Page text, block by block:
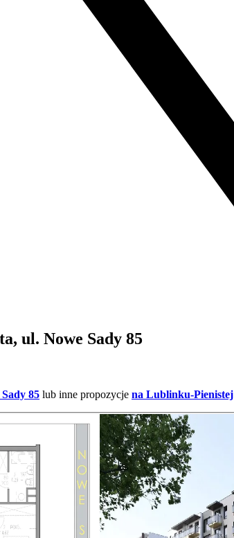
ul. Nowe Sady 85
85 lub inne propozycje na Lublinku-Pienistej